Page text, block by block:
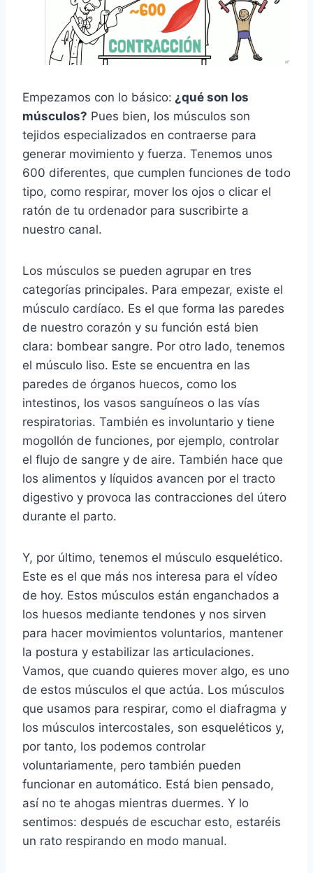
Empezamos con lo básico: ¿qué son los
músculos? Pues bien, los músculos son
tejidos especializados en contraerse para
generar movimiento y fuerza. Tenemos unos
600 diferentes, que cumplen funciones de todo
tipo, como respirar, mover los ojos o clicar el
ratón de tu ordenador para suscribirte a
nuestro canal.
Los músculos se pueden agrupar en tres
categorías principales. Para empezar, existe el
músculo cardíaco. Es el que forma las paredes
de nuestro corazón y su función está bien
clara: bombear sangre. Por otro lado, tenemos
el músculo liso. Este se encuentra en las
paredes de órganos huecos, como los
intestinos, los vasos sanguíneos o las vías
respiratorias. También es involuntario y tiene
mogollón de funciones, por ejemplo, controlar
el flujo de sangre y de aire. También hace que
los alimentos y líquidos avancen por el tracto
digestivo y provoca las contracciones del útero
durante el parto.
Y, por último, tenemos el músculo esquelético.
Este es el que más nos interesa para el vídeo
de hoy. Estos músculos están enganchados a
los huesos mediante tendones y nos sirven
para hacer movimientos voluntarios, mantener
la postura y estabilizar las articulaciones.
Vamos, que cuando quieres mover algo, es uno
de estos músculos el que actúa. Los músculos
que usamos para respirar, como el diafragma y
los músculos intercostales, son esqueléticos y,
por tanto, los podemos controlar
voluntariamente, pero también pueden
funcionar en automático. Está bien pensado,
así no te ahogas mientras duermes. Y lo
sentimos: después de escuchar esto, estaréis
un rato respirando en modo manual.